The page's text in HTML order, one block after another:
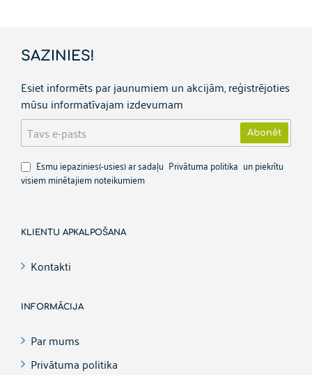
SAZINIES!
Esiet informēts par jaunumiem un akcijām, reģistrējoties
mūsu informatīvajam izdevumam
Tavs
pasts
Abonēt
Esmu iepazinies(-usies) ar sadaļu Privātuma politika un piekrītu
visiem minētajiem noteikumiem
KLIENTU APKALPOŠANA
Kontakti
INFORMĀCIJA
Par mums
Privātuma politika